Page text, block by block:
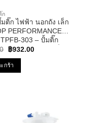
ก
มติ๊ก ไฟฟ้า นอกถัง เล็ก
PERFORMANCE
TPFB-303 – ปั้มติ๊ก
ดแปลงใส่รถได้ทุกยี่ห้อ
Original
was:
฿1,188.00.
฿932.00Current
กร้า